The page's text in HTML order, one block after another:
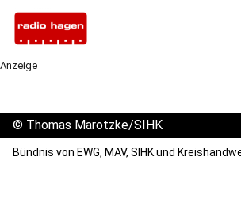
Anzeige
© Thomas Marotzke/SIHK
Bündnis von EWG, MAV, SIHK und